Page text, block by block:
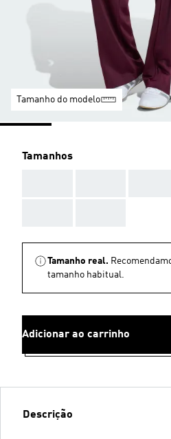
Tamanho do modelo
Tamanhos
Tamanho real.
tamanho habitual.
Adicionar ao carrinho
Descrição